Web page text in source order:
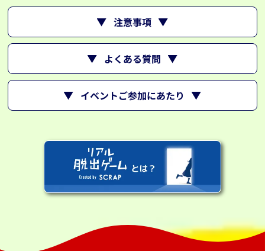
注意事項
よくある質問
イベントご参加にあたり